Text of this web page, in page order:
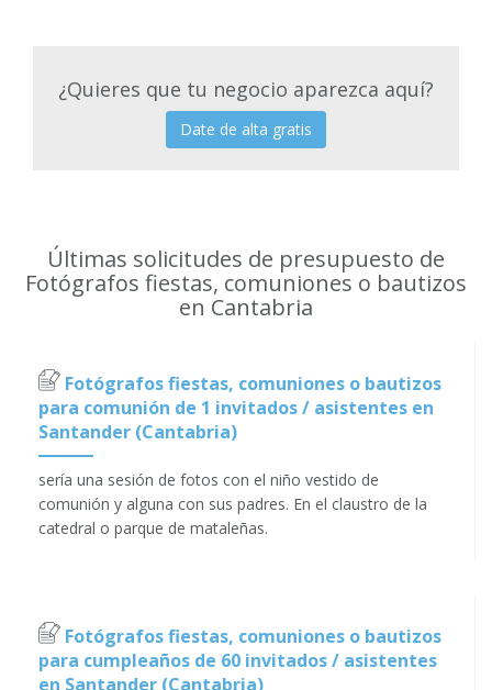
¿Quieres que tu negocio aparezca aquí?
Date de alta gratis
Últimas solicitudes de presupuesto de
Fotógrafos fiestas, comuniones o bautizos
en Cantabria
Fotógrafos fiestas, comuniones o bautizos
para comunión de 1 invitados / asistentes en
Santander (Cantabria)
sería una sesión de fotos con el niño vestido de
comunión y alguna con sus padres. En el claustro de la
catedral o parque de mataleñas.
Fotógrafos fiestas, comuniones o bautizos
para cumpleaños de 60 invitados / asistentes
en Santander (Cantabria)